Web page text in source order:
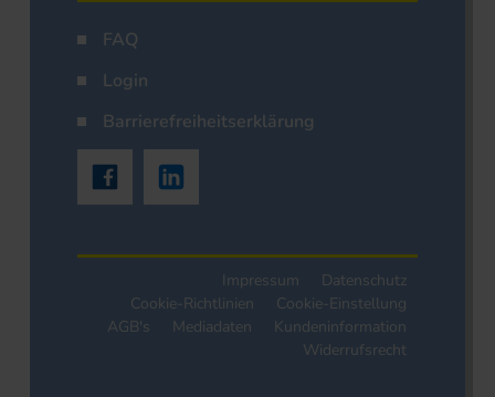
FAQ
Login
Barrierefreiheitserklärung
Impressum
Datenschutz
Cookie-Richtlinien
Cookie-Einstellung
AGB's
Mediadaten
Kundeninformation
Widerrufsrecht